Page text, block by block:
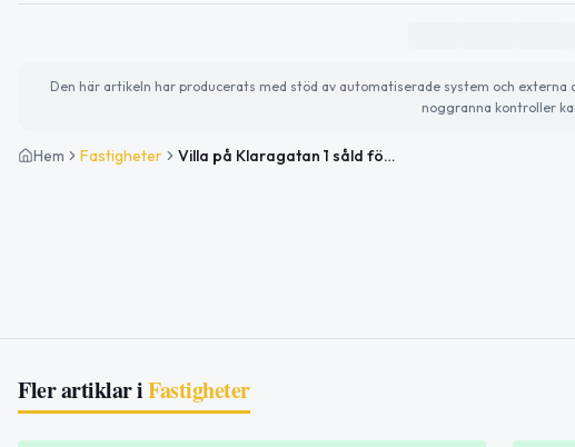
Den här artikeln har producerats med stöd av automatiserade system och
noggranna kontroller
Hem Fastigheter Villa på Klaragatan 1 såld för 2 000 000kr
Fler artiklar iFastigheter